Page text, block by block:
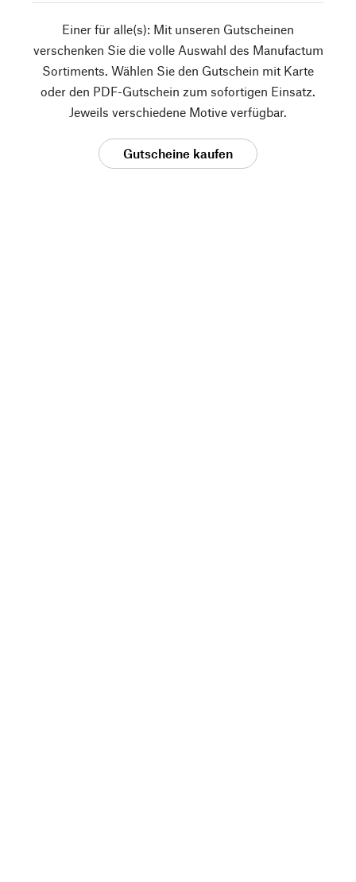
Einer für alle(s): Mit unseren Gutscheinen
verschenken Sie die volle Auswahl des Manufactum
Sortiments. Wählen Sie den Gutschein mit Karte
oder den PDF-Gutschein zum sofortigen Einsatz.
Jeweils verschiedene Motive verfügbar.
Gutscheine kaufen